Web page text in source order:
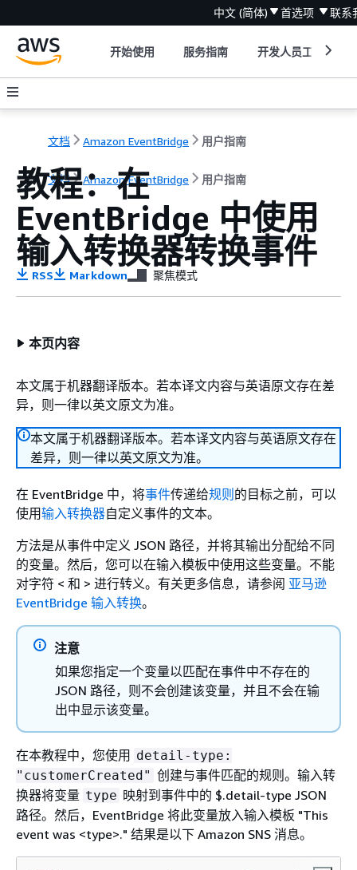
中文 (简体) 首选项 联系
开始使用 服务指南 开发人员工具
文档 Amazon EventBridge 用户指南
文档 Amazon EventBridge 用户指南
教程：在
EventBridge 中使用
输入转换器转换事件
RSS Markdown 聚焦模式
本页内容
本文属于机器翻译版本。若本译文内容与英语原文存在差
异，则一律以英文原文为准。
本文属于机器翻译版本。若本译文内容与英语原文存在
差异，则一律以英文原文为准。
在 EventBridge 中，将事件传递给规则 的目标之前，可以
使用输入转换器自定义事件的文本。
方法是从事件中定义 JSON 路径，并将其输出分配给不同
的变量。然后，您可以在输入模板中使用这些变量。不能
对字符 < 和 > 进行转义。有关更多信息，请参阅 亚马逊
EventBridge 输入转换。
注意
如果您指定一个变量以匹配在事件中不存在的
JSON 路径，则不会创建该变量，并且不会在输
出中显示该变量。
在本教程中，您使用 detail-type:
"customerCreated" 创建与事件匹配的规则。输入转
换器将变量 type 映射到事件中的 $.detail-type JSON
路径。然后，EventBridge 将此变量放入输入模板 "This
event was <type>." 结果是以下 Amazon SNS 消息。